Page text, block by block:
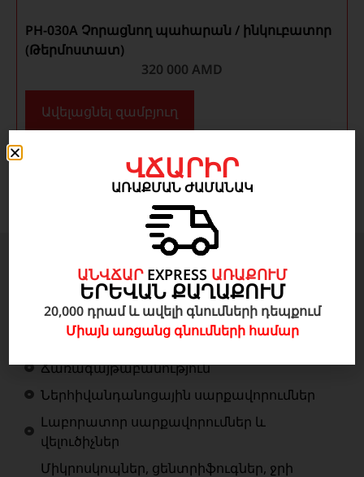
PH-030A Չորացնող պահարան / ինկուբատոր
(Թերմոստատ)
320 000 AMD
Ավելացնել զամբյուղ
Բժշկական սարքավորումներ
Անզգայացում, Վերակենդանացում, շտապ
բուժօգնություն
Ճառագայթաբանություն
Ներհիվանդանոցային սարքավորումներ
Լաբորատոր սարքավորումներ և
վելուծիչներ
Միկրոսկոպներ, ցենտրիֆուգներ, ջրի
ՎՃԱՐԻՐ
ԱՌԱՔՄԱՆ ԺԱՄԱՆԱԿ
ԱՆՎՃԱՐ EXPRESS ԱՌԱՔՈՒՄ
ԵՐԵՎԱՆ ՔԱՂԱՔՈՒՄ
20,000 դրամ և ավելի գնումների դեպքում
Միայն առցանց գնումների համար